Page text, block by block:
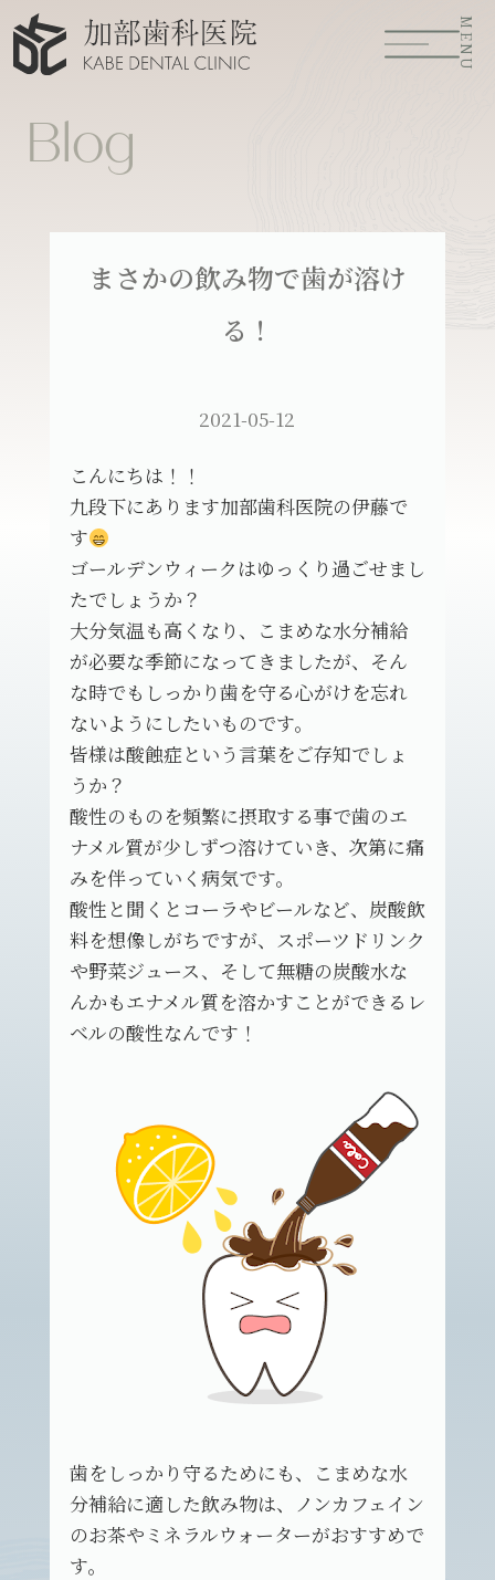
MENU
Blog
まさかの飲み物で歯が溶け
る！
2021-05-12
こんにちは！！
九段下にあります加部歯科医院の伊藤で
す
ゴールデンウィークはゆっくり過ごせまし
たでしょうか？
大分気温も高くなり、こまめな水分補給
が必要な季節になってきましたが、そん
な時でもしっかり歯を守る心がけを忘れ
ないようにしたいものです。
皆様は酸蝕症という言葉をご存知でしょ
うか？
酸性のものを頻繁に摂取する事で歯のエ
ナメル質が少しずつ溶けていき、次第に痛
みを伴っていく病気です。
酸性と聞くとコーラやビールなど、炭酸飲
料を想像しがちですが、スポーツドリンク
や野菜ジュース、そして無糖の炭酸水な
んかもエナメル質を溶かすことができるレ
ベルの酸性なんです！
歯をしっかり守るためにも、こまめな水
分補給に適した飲み物は、ノンカフェイン
のお茶やミネラルウォーターがおすすめで
す。